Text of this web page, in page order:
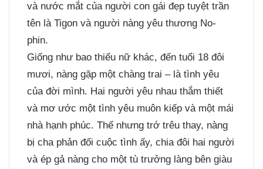
và nước mắt của người con gái đẹp tuyệt trần
tên là Tigon và người nàng yêu thương No-
phin.
Giống như bao thiếu nữ khác, đến tuổi 18 đôi
mươi, nàng gặp một chàng trai – là tình yêu
của đời mình. Hai người yêu nhau thắm thiết
và mơ ước một tình yêu muôn kiếp và một mái
nhà hạnh phúc. Thế nhưng trớ trêu thay, nàng
bị cha phản đối cuộc tình ấy, chia đôi hai người
và ép gả nàng cho một tù trưởng làng bên giàu